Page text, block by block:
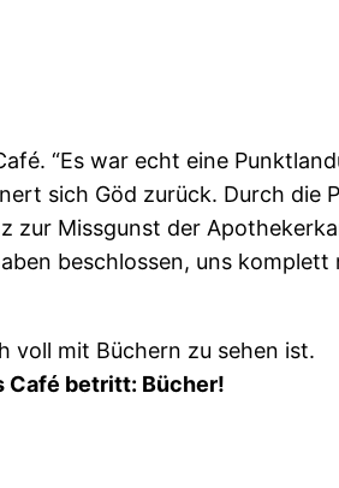
“Es war echt eine
sich Göd zurück. Durch die
zur Missgunst der
beschlossen, uns
Café betritt: Bücher!